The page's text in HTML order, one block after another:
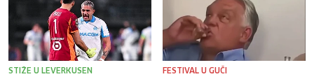
STIŽE U LEVERKUSEN FESTIVAL U GUČI